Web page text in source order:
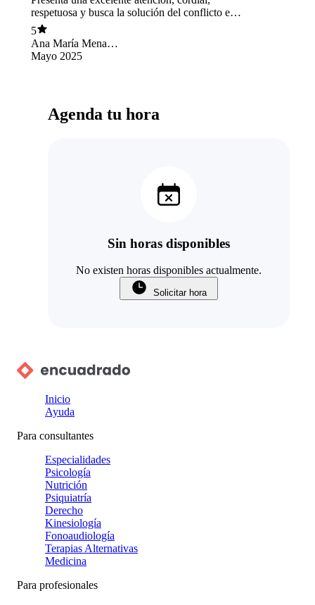
respetuosa y busca la solución del conflicto en
conjunto.
5
Ana María Mena
Delgado
Mayo 2025
Agenda tu hora
Sin horas disponibles
No existen horas disponibles actualmente.
Solicitar hora
Inicio
Ayuda
Para consultantes
Especialidades
Psicología
Nutrición
Psiquiatría
Derecho
Kinesiología
Fonoaudiología
Terapias Alternativas
Medicina
Para profesionales